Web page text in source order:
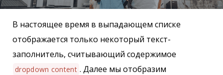
В настоящее время в выпадающем списке
отображается только некоторый текст-
заполнитель, считывающий содержимое
dropdown content . Далее мы отобразим